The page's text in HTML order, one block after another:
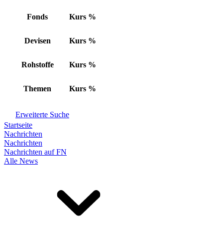
Fonds Kurs %
Devisen Kurs %
Rohstoffe Kurs %
Themen Kurs %
Erweiterte Suche
Startseite
Nachrichten
Nachrichten
Nachrichten auf FN
Alle News